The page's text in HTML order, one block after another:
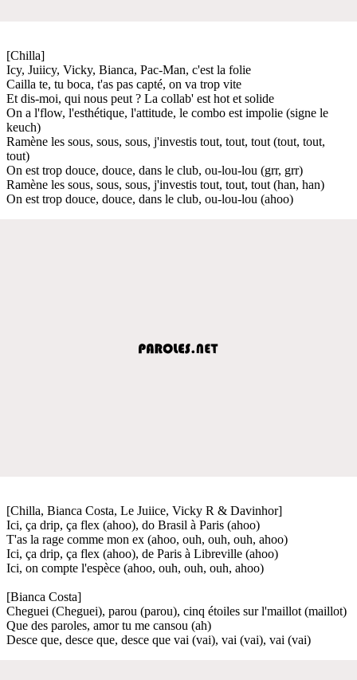
[Chilla]
Icy, Juiicy, Vicky, Bianca, Pac-Man, c'est la folie
Cailla te, tu boca, t'as pas capté, on va trop vite
Et dis-moi, qui nous peut ? La collab' est hot et solide
On a l'flow, l'esthétique, l'attitude, le combo est impolie (signe le
keuch)
Ramène les sous, sous, sous, j'investis tout, tout, tout (tout, tout,
tout)
On est trop douce, douce, dans le club, ou-lou-lou (grr, grr)
Ramène les sous, sous, sous, j'investis tout, tout, tout (han, han)
On est trop douce, douce, dans le club, ou-lou-lou (ahoo)
[Chilla, Bianca Costa, Le Juiice, Vicky R & Davinhor]
Ici, ça drip, ça flex (ahoo), do Brasil à Paris (ahoo)
T'as la rage comme mon ex (ahoo, ouh, ouh, ouh, ahoo)
Ici, ça drip, ça flex (ahoo), de Paris à Libreville (ahoo)
Ici, on compte l'espèce (ahoo, ouh, ouh, ouh, ahoo)
[Bianca Costa]
Cheguei (Cheguei), parou (parou), cinq étoiles sur l'maillot (maillot)
Que des paroles, amor tu me cansou (ah)
Desce que, desce que, desce que vai (vai), vai (vai), vai (vai)